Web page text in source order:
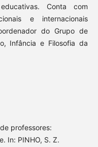
Conta com
e internacionais
do Grupo de
Infância e Filosofia da
professores:
In: PINHO, S. Z.